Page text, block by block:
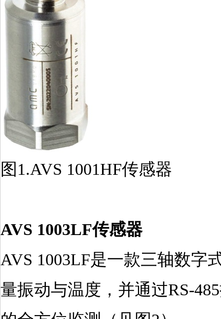
图1.AVS 1001HF传感器
AVS 1003LF传感器
AVS 1003LF是一款三轴数字
量振动与温度，并通过RS-